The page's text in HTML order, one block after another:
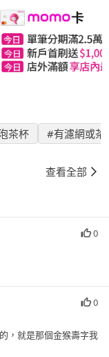
茶杯 #有濾網或茶
查看全部
0
0
，就是那個金猴壽字我